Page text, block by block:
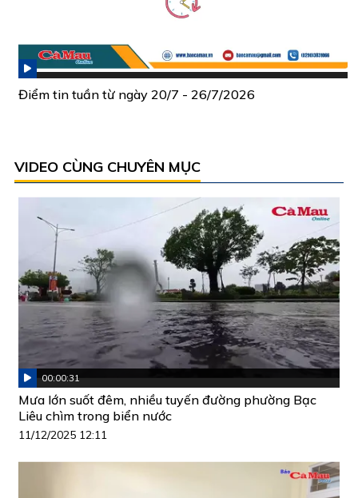
Điểm tin tuần từ ngày 20/7 - 26/7/2026
VIDEO CÙNG CHUYÊN MỤC
00:00:31
Mưa lớn suốt đêm, nhiều tuyến đường phường Bạc
Liêu chìm trong biển nước
11/12/2025 12:11